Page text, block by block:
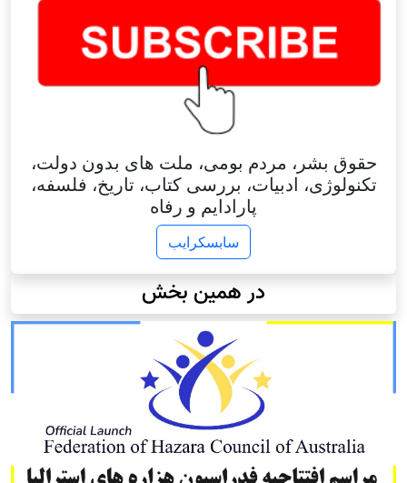
حقوق بشر، مردم بومی، ملت های بدون دولت،
تکنولوژی، ادبیات، بررسی کتاب، تاریخ، فلسفه،
پارادایم و رفاه
سابسکرایب
در همین بخش